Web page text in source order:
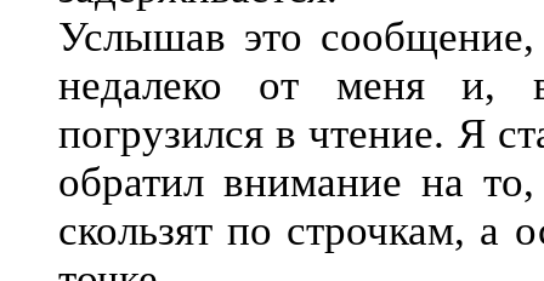
Услышав это
недалеко от меня и,
погрузился в чтение. Я
обратил внимание на
скользят по строчкам, а